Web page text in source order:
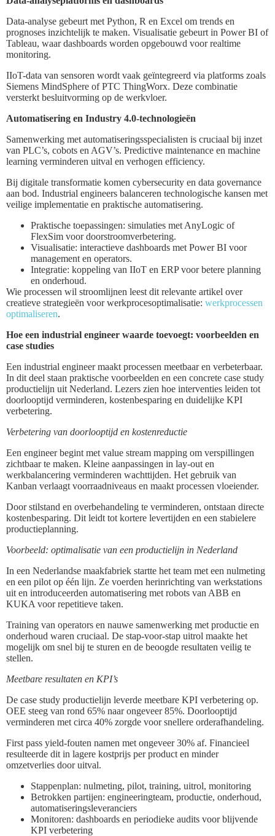
Data-analyse gebeurt met Python, R en Excel om trends en
prognoses inzichtelijk te maken. Visualisatie gebeurt in Power BI of
Tableau, waar dashboards worden opgebouwd voor realtime
monitoring.
IIoT-data van sensoren wordt vaak geïntegreerd via platforms zoals
Siemens MindSphere of PTC ThingWorx. Deze combinatie
versterkt besluitvorming op de werkvloer.
Automatisering en Industry 4.0-technologieën
Samenwerking met automatiseringsspecialisten is cruciaal bij inzet
van PLC’s, cobots en AGV’s. Predictive maintenance en machine
learning verminderen uitval en verhogen efficiency.
Bij digitale transformatie komen cybersecurity en data governance
aan bod. Industrial engineers balanceren technologische kansen met
veilige implementatie en praktische automatisering.
Praktische toepassingen: simulaties met AnyLogic of
FlexSim voor doorstroomverbetering.
Visualisatie: interactieve dashboards met Power BI voor
management en operators.
Integratie: koppeling van IIoT en ERP voor betere planning
en onderhoud.
Wie processen wil stroomlijnen leest dit relevante artikel over
creatieve strategieën voor werkprocesoptimalisatie: werkprocessen
optimaliseren.
Hoe een industrial engineer waarde toevoegt: voorbeelden en
case studies
Een industrial engineer maakt processen meetbaar en verbeterbaar.
In dit deel staan praktische voorbeelden en een concrete case study
productielijn uit Nederland. Lezers zien hoe interventies leiden tot
doorlooptijd verminderen, kostenbesparing en duidelijke KPI
verbetering.
Verbetering van doorlooptijd en kostenreductie
Een engineer begint met value stream mapping om verspillingen
zichtbaar te maken. Kleine aanpassingen in lay-out en
werkbalancering verminderen wachttijden. Het gebruik van
Kanban verlaagt voorraadniveaus en maakt processen vloeiender.
Door stilstand en overbehandeling te verminderen, ontstaan directe
kostenbesparing. Dit leidt tot kortere levertijden en een stabielere
productieplanning.
Voorbeeld: optimalisatie van een productielijn in Nederland
In een Nederlandse maakfabriek startte het team met een nulmeting
en een pilot op één lijn. Ze voerden herinrichting van werkstations
uit en introduceerden automatisering met robots van ABB en
KUKA voor repetitieve taken.
Training van operators en nauwe samenwerking met productie en
onderhoud waren cruciaal. De stap-voor-stap uitrol maakte het
mogelijk om snel bij te sturen en de beoogde resultaten veilig te
stellen.
Meetbare resultaten en KPI’s
De case study productielijn leverde meetbare KPI verbetering op.
OEE steeg van rond 65% naar ongeveer 85%. Doorlooptijd
verminderen met circa 40% zorgde voor snellere orderafhandeling.
First pass yield-fouten namen met ongeveer 30% af. Financieel
resulteerde dit in lagere kostprijs per product en minder
omzetverlies door uitval.
Stappenplan: nulmeting, pilot, training, uitrol, monitoring
Betrokken partijen: engineeringteam, productie, onderhoud,
automatiseringsleveranciers
Monitoren: dashboards en periodieke audits voor blijvende
KPI verbetering